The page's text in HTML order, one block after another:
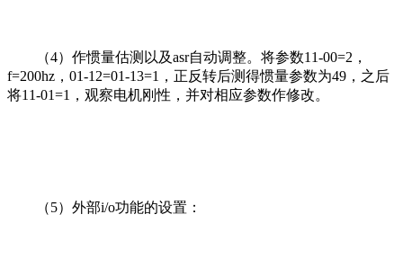
（4）作惯量估测以及asr自动调整。将参数11-00=2，
f=200hz，01-12=01-13=1，正反转后测得惯量参数为49，之后
将11-01=1，观察电机刚性，并对相应参数作修改。
（5）外部i/o功能的设置：